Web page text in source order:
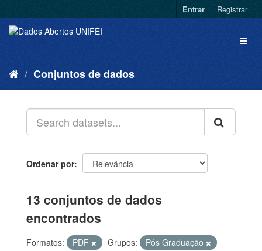
Entrar Registrar
Conjuntos de dados
Ordenar por
13 conjuntos de dados
encontrados
Formatos: PDF Grupos:
Pós Graduação